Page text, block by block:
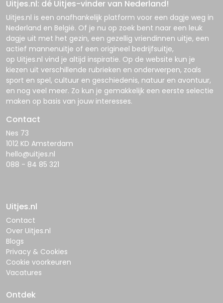
Uitjes.nl: dé Uitjes-vinder van Nederland!
Uitjes.nl is een onafhankelijk platform voor een dagje weg in
Nederland en België. Of je nu op zoek bent naar een leuk
dagje uit met het gezin, een gezellig vriendinnen uitje, een
actief mannenuitje of een origineel bedrijfsuitje,
op Uitjes.nl vind je altijd inspiratie. Op de website kun je
kiezen uit verschillende rubrieken en onderwerpen, zoals
sport en spel, cultuur en geschiedenis, natuur en avontuur,
en nog veel meer. Zo kun je gemakkelijk een eerste selectie
maken op basis van jouw interesses.
Contact
Nes 73
1012 KD Amsterdam
hello@uitjes.nl
088 - 84 85 321
Uitjes.nl
Contact
Over Uitjes.nl
Blogs
Privacy & Cookies
Cookie voorkeuren
Vacatures
Ontdek